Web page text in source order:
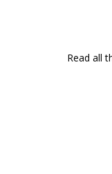
Read all